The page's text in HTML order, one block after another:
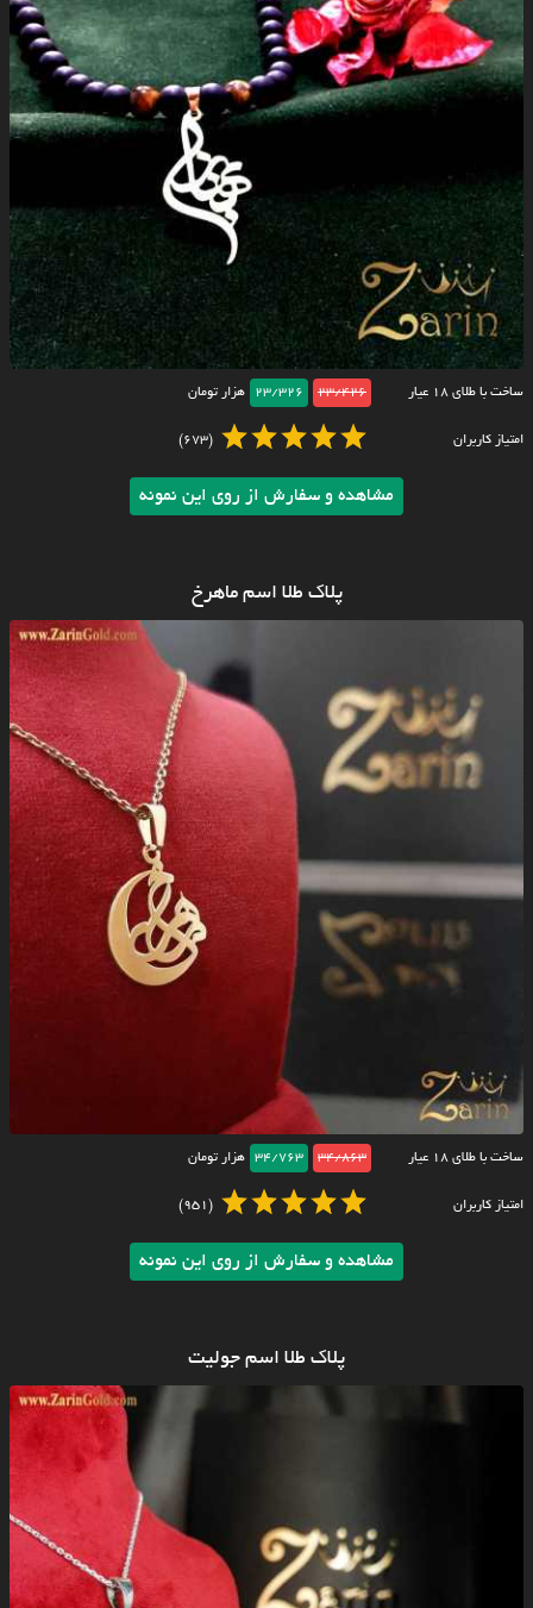
ساخت با طلای ۱۸ عیار 23/426
23/326 هزار تومان
امتیاز کاربران (673)
مشاهده و سفارش از روی این نمونه
پلاک طلا اسم ماهرخ
ساخت با طلای ۱۸ عیار 34/863
34/763 هزار تومان
امتیاز کاربران (951)
مشاهده و سفارش از روی این نمونه
پلاک طلا اسم جولیت